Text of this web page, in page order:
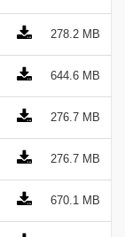
278.2 MB
644.6 MB
276.7 MB
276.7 MB
670.1 MB